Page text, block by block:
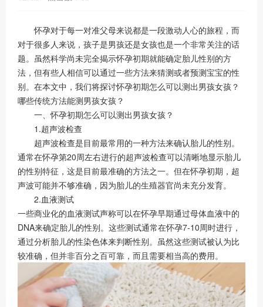
怀孕对于每一对准父母来说都是一段激动人心的旅程，而
对于很多人来说，孩子是男孩还是女孩也是一个非常关注的话
题。虽然科学尚未完全揭示怀孕初期就能确定胎儿性别的方
法，但有些人相信可以通过一些方法来猜测或者预测宝宝的性
别。在本文中，我们将探讨怀孕初期怎么可以测出男孩女孩？
哪些传统方法能测男孩女孩？
一、怀孕初期怎么可以测出男孩女孩？
1.超声波检查
超声波检查是目前最常用的一种方法来确认胎儿的性别。
通常在怀孕第20周左右进行的超声波检查可以清晰地显示胎儿
的性别特征，这是目前最准确的方法之一。但在怀孕初期，超
声波可能并不够准确，因为胎儿的生殖器官尚未充分发育。
2.血液测试
一些商业化的血液测试声称可以在怀孕早期通过母体血液中的
DNA来确定胎儿的性别。这些测试通常在怀孕7-10周时进行，
通过分析胎儿的性染色体来判断性别。虽然这些测试被认为比
较准确，但并非百分之百可靠，而且需要相当高的费用。